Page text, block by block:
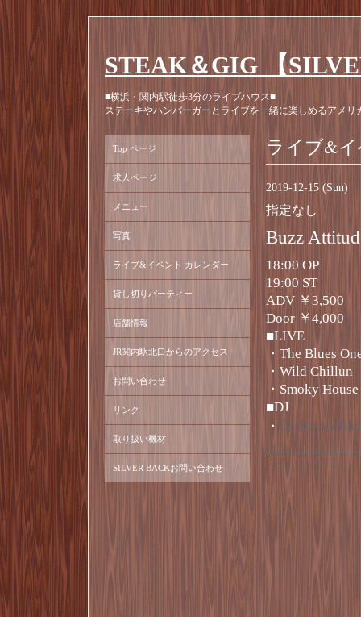
STEAK＆GIG 【
■横浜・関内駅徒歩3分のライブハウス■
ステーキやハンバーガーとライブを一緒に楽しめるアメリ
ライブ&
2019-12-15 (Sun)
指定なし
Buzz
18:00 OP
19:00 ST
ADV ￥3,500
Door ￥4,000
■LIVE
・The Blues
・Wild Chillun
・Smoky
■DJ
・ DJ Macky
Top ページ
求人ページ
メニュー
写真
ライブ&イベント カレンダー
貸し切りパーティー
店舗情報
JR関内駅北口からのアクセス
お問い合わせ
リンク
取り扱い機材
SILVER BACKお問い合わせ